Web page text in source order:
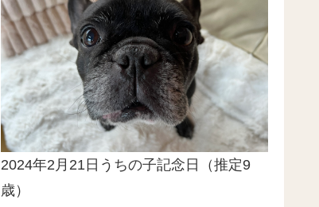
2024年2月21日うちの子記念日（推定9
歳）